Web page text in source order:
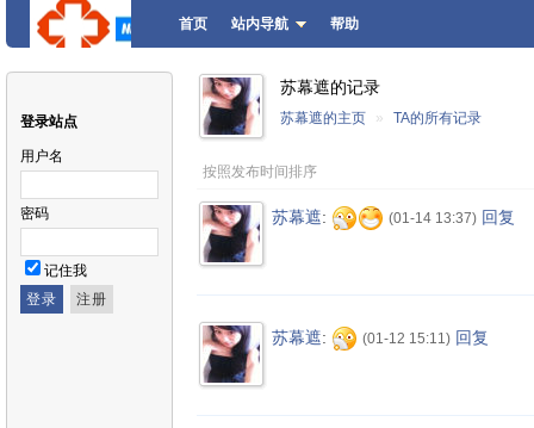
首页 站内导航 帮助
登录站点
用户名
密码
记住我
苏幕遮的记录
苏幕遮的主页 » TA的所有记录
按照发布时间排序
苏幕遮: (01-14 13:37) 回复
苏幕遮: (01-12 15:11) 回复